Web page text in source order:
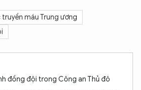
máu Trung ương
đồng đội trong Công an Thủ đô